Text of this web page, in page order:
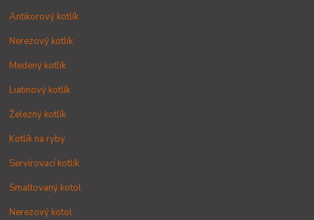
Antikorový kotlík
Nerezový kotlík
Medený kotlík
Liatinový kotlík
Železný kotlík
Kotlík na ryby
Servírovací kotlík
Smaltovaný kotol
Nerezový kotol